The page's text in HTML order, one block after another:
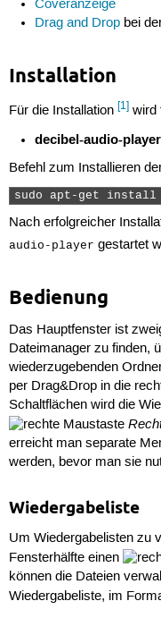
Coveranzeige
Drag and Drop bei
Installation
Für die Installation [1]wird
decibel-audio-player
Befehl zum Installieren
sudo apt-get install
Nach erfolgreicher
audio-player gestartet
Bedienung
Das Hauptfenster ist
Dateimanager zu finden,
wiederzugebenden
per Drag&Drop in die
Schaltflächen wird die
erreicht man separate
werden, bevor man sie
Wiedergabeliste
Um Wiedergabelisten zu
Fensterhälfte einen
können die Dateien
Wiedergabeliste, im